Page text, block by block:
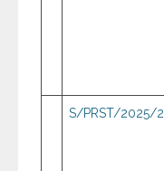
S/PRST/2025/2